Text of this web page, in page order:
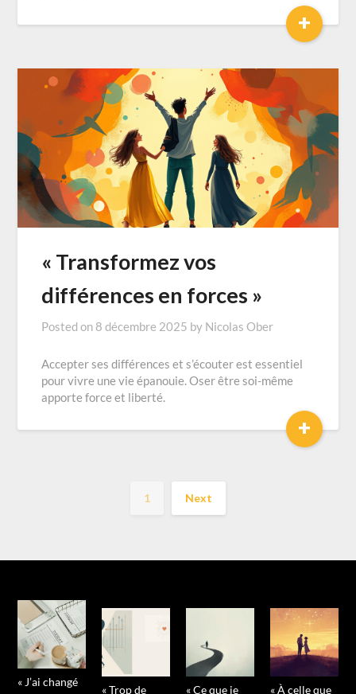
+
« Transformez vos
différences en forces »
Posted on 8 décembre 2025 by Nicolas Ober
Accepter ses différences et s’écouter est essentiel
pour vivre une vie épanouie. Oser être soi-même
apporte force et liberté.
+
1 Next
« J’ai changé
« Trop de « Ce que je « À celle que